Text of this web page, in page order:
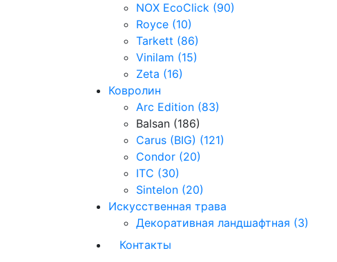
NOX EcoClick (90)
Royce (10)
Tarkett (86)
Vinilam (15)
Zeta (16)
Ковролин
Arc Edition (83)
Balsan (186)
Carus (BIG) (121)
Condor (20)
ITC (30)
Sintelon (20)
Искусственная трава
Декоративная ландшафтная (3)
Контакты